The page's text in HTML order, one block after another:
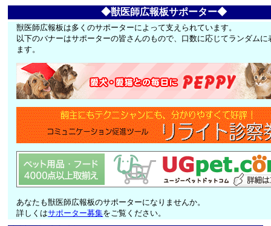
◆獣医師広報板サポーター◆
獣医師広報板は多くのサポーターによって支えられています。
以下のバナーはサポーターの皆さんのもので、口数に応じてランダムに
ます。
あなたも獣医師広報板のサポーターになりませんか。
詳しくはサポーター募集をご覧ください。